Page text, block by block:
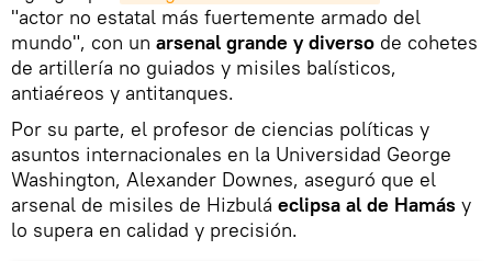
"actor no estatal más fuertemente armado del
mundo", con un arsenal grande y diverso de cohetes
de artillería no guiados y misiles balísticos,
antiaéreos y antitanques.
Por su parte, el profesor de ciencias políticas y
asuntos internacionales en la Universidad George
Washington, Alexander Downes, aseguró que el
arsenal de misiles de Hizbulá eclipsa al de Hamás y
lo supera en calidad y precisión.